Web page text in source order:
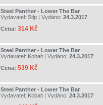
Steel Panther - Lower The Bar
Vydavatel: Stlp | Vydáno: 24.3.2017
Cena: 314 Kč
Steel Panther - Lower The Bar
Vydavatel: Kobalt | Vydáno: 24.3.2017
Cena: 539 Kč
Steel Panther - Lower The Bar
Vydavatel: Kobalt | Vydáno: 24.3.2017